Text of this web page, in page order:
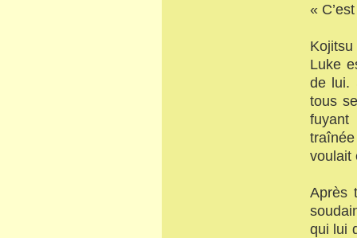
«
Luke
de lui.
tous
fuyant
voulait
Après
qui lui